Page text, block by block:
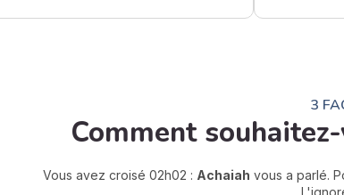
3
Comment
Vous avez croisé 02h02 : Achaiah vous a parlé.